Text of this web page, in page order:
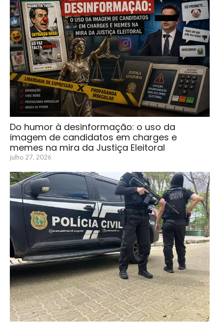
Do humor à desinformação: o uso da
imagem de candidatos em charges e
memes na mira da Justiça Eleitoral
julho 27, 2026